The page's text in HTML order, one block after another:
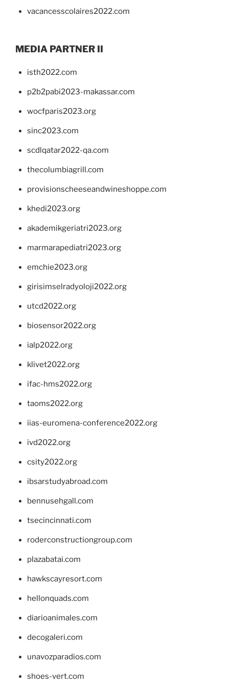
vacancesscolaires2022.com
MEDIA PARTNER II
isth2022.com
p2b2pabi2023-makassar.com
wocfparis2023.org
sinc2023.com
scdlqatar2022-qa.com
thecolumbiagrill.com
provisionscheeseandwineshoppe.com
khedi2023.org
akademikgeriatri2023.org
marmarapediatri2023.org
emchie2023.org
girisimselradyoloji2022.org
utcd2022.org
biosensor2022.org
ialp2022.org
klivet2022.org
ifac-hms2022.org
taoms2022.org
iias-euromena-conference2022.org
ivd2022.org
csity2022.org
ibsarstudyabroad.com
bennusehgall.com
tsecincinnati.com
roderconstructiongroup.com
plazabatai.com
hawkscayresort.com
hellonquads.com
diarioanimales.com
decogaleri.com
unavozparadios.com
shoes-vert.com